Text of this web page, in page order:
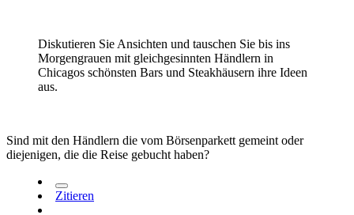
Diskutieren Sie Ansichten und tauschen Sie bis ins
Morgengrauen mit gleichgesinnten Händlern in
Chicagos schönsten Bars und Steakhäusern ihre Ideen
aus.
Sind mit den Händlern die vom Börsenparkett gemeint oder
diejenigen, die die Reise gebucht haben?
Zitieren